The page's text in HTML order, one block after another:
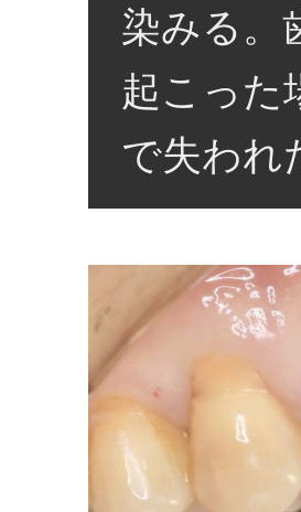
染みる。
起こった
で失われ